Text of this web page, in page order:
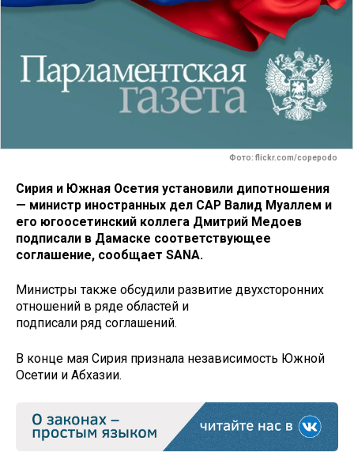
Фото: flickr.com/copepodo
Сирия и Южная Осетия установили дипотношения
— министр иностранных дел САР Валид Муаллем и
его югоосетинский коллега Дмитрий Медоев
подписали в Дамаске соответствующее
соглашение, сообщает SANA.
Министры также обсудили развитие двухсторонних
отношений в ряде областей и
подписали ряд соглашений.
В конце мая Сирия признала независимость Южной
Осетии и Абхазии.